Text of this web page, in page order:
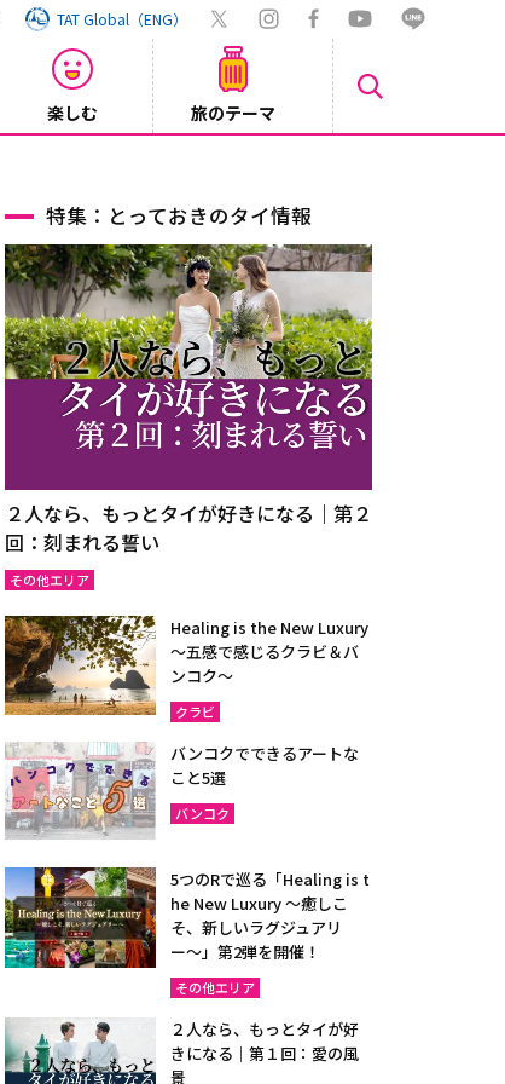
TAT Global（ENG）
楽しむ 旅のテーマ
特集：とっておきのタイ情報
２人なら、もっとタイが好きになる｜第２
回：刻まれる誓い
その他エリア
Healing is the New Luxury
～五感で感じるクラビ＆バ
ンコク～
クラビ
バンコクでできるアートな
こと5選
バンコク
5つのRで巡る「Healing is t
he New Luxury ～癒しこ
そ、新しいラグジュアリ
ー〜」第2弾を開催！
その他エリア
２人なら、もっとタイが好
きになる｜第１回：愛の風
景